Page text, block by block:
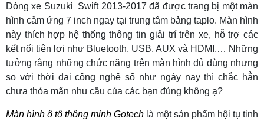
Dòng xe Suzuki Swift 2013-2017 đã được trang bị một màn
hình cảm ứng 7 inch ngay tại trung tâm bảng taplo. Màn hình
này thích hợp hệ thống thông tin giải trí trên xe, hỗ trợ các
kết nối tiện lợi như Bluetooth, USB, AUX và HDMI,… Những
tưởng rằng những chức năng trên màn hình đủ dùng nhưng
so với thời đại công nghệ số như ngày nay thì chắc hẳn
chưa thỏa mãn nhu cầu của các bạn đúng không ạ?
Màn hình ô tô thông minh Gotech là một sản phẩm hội tụ tinh